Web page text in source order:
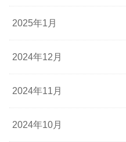
2025年1月
2024年12月
2024年11月
2024年10月